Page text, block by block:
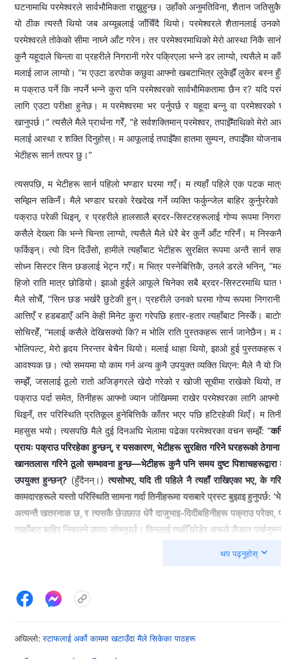
घटनामाथि परमेश्‍वरले सार्वभौमिकता राख्नुहुन्छ। उहाँको अनुमतिविना, शैतान
यो ठीक त्यस्तै थियो जब अय्यूबलाई जाँचिँदै थियो। परमेश्‍वरले शैतानलाई
परमेश्‍वरले तोकेको सीमा नाघ्ने आँट गरेन। तर परमेश्‍वरमाथिको मेरो आस्था निकै
कुनै यहूदाले चिन्ला वा प्रहरीले निगरानी गरेर पक्रिएला भन्‍ने डर लाग्यो, त्यसैले म
मलाई लाज लाग्यो। “म एउटा डरपोक कछुवा आफ्नो खबटाभित्र लुकेझैँ लुकेर बस्न
म पक्राउ पर्ने कि नपर्ने भन्‍ने कुरा पनि परमेश्‍वरको सार्वभौमिकतामा छैन र? यदि
लागि एउटा परीक्षा हुनेछ। म परमेश्‍वरमा भर पर्नुपर्छ र यहूदा बन्नु वा
खानुपर्छ।” त्यसैले मैले प्रार्थना गरेँ, “हे सर्वशक्तिमान्‌ परमेश्‍वर, तपाईँमाथिको
मलाई आस्था र शक्ति दिनुहोस्। म आफूलाई तपाईँका हातमा सुम्पन, तपाईँका
भेटीहरू सार्न तत्पर छु।”
त्यसपछि, म भेटीहरू सार्न पहिलो भण्डार घरमा गएँ। म त्यहाँ पहिले एक पटक
सम्झिन सकिनँ। मैले भण्डार घरको रेखदेख गर्ने व्यक्ति फर्कुन्जेल बाहिर
पक्राउ परेकी थिइन्, र प्रहरीले हालसालै ब्रदर-सिस्टरहरूलाई गोप्य रूपमा
कसैले देख्ला कि भन्‍ने चिन्ता लाग्यो, त्यसैले मैले धेरै बेर कुर्ने आँट गरिनँ। म निस्कनै
फर्किइन्। त्यो दिन दिउँसो, हामीले त्यहाँबाट भेटीहरू सुरक्षित रूपमा अन्तै
सोध्न सिस्टर सिन छङलाई भेट्न गएँ। म भित्र पस्नेबित्तिकै, उनले डरले भनिन्,
हिजो राति मात्र छोडियो। झाओ हुईले आफूले चिनेका सबै ब्रदर-सिस्टरमाथि
मैले सोचेँ, “सिन छङ भर्खरै छुटेकी हुन्। प्रहरीले उनको घरमा गोप्य रूपमा
आत्तिएँ र हडबडाएँ अनि केही मिनेट कुरा गरेपछि हतार-हतार त्यहाँबाट निस्केँ।
सोचिरहेँ, “मलाई कसैले देखिसक्यो कि? म भोलि राति पुस्तकहरू सार्न जानेछैन।
भोलिपल्ट, मेरो हृदय निरन्तर बेचैन थियो। मलाई थाहा थियो, झाओ हुई
आवश्यक छ। त्यो समयमा यो काम गर्न अन्य कुनै उपयुक्त व्यक्ति थिएन: मैले नै यो
सम्झेँ, जसलाई ठूलो रातो अजिङ्गरले खेदो गरेको र खोजी सूचीमा राखेको थियो,
पक्राउ पर्दा समेत, तिनीहरू आफ्नो ज्यान जोखिममा राखेर परमेश्‍वरका लागि
थिइनँ, तर परिस्थिति प्रतिकूल हुनेबित्तिकै काँतर भएर पछि हटिरहेकी थिएँ। म
महसुस भयो। त्यसपछि मैले दुई दिनअघि भेलामा पढेका परमेश्‍वरका वचन सम्झेँ: “
प्रायः पक्राउ परिरहेका हुन्छन्, र यसकारण, भेटीहरू सुरक्षित गरिने घरहरूको ठेगाना
खानतलास गरिने ठूलो सम्भावना हुन्छ—भेटीहरू कुनै पनि समय दुष्ट
उपयुक्त हुन्छन्?(हुँदैनन्।)त्यसोभए, यदि ती पहिले नै त्यहाँ राखिएका भए, के
कामदारहरूले यस्तो परिस्थिति सामना गर्दा तिनीहरूमा यसबारे प्रस्ट बुझाइ
अत्यन्तै खतरनाक छ, र त्यसकै छेउछाउ धेरै दाजुभाइ-दिदीबहिनीहरू पक्राउ परेका,
त्यहाँबाट बाहिर निकाल्ने उपाय सोच्नुपर्छ। तिनलाई त्यहीँ छोडेर अरूले लैजान
अन्यत्र सार्नुपर्छ, ताकि तिनलाई ठूलो रातो अजिङ्गर पिशाच, अर्थात् दुष्ट
हो। अलिकति खतराको सङ्केत देखिनेबित्तिकै, कोही पक्राउ पर्नेबित्तिकै, र कुनै
कामदारहरूको जिम्मेवारी हो। कतिपय अगुवा र कामदारहरूले यसो भन्‍न सक्छन्, ‘यी
थप पढ्नुहोस्
अघिल्लो:स्टाफलाई अर्को काममा खटाउँदा मैले सिकेका पाठहरू